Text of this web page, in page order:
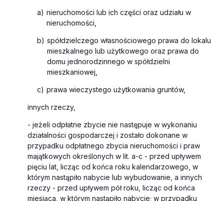
a) nieruchomości lub ich części oraz udziału w
nieruchomości,
b) spółdzielczego własnościowego prawa do lokalu
mieszkalnego lub użytkowego oraz prawa do
domu jednorodzinnego w spółdzielni
mieszkaniowej,
c) prawa wieczystego użytkowania gruntów,
innych rzeczy,
- jeżeli odpłatne zbycie nie następuje w wykonaniu
działalności gospodarczej i zostało dokonane w
przypadku odpłatnego zbycia nieruchomości i praw
majątkowych określonych w lit. a-c - przed upływem
pięciu lat, licząc od końca roku kalendarzowego, w
którym nastąpiło nabycie lub wybudowanie, a innych
rzeczy - przed upływem pół roku, licząc od końca
miesiąca, w którym nastąpiło nabycie; w przypadku